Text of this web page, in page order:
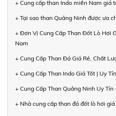
+ Cung cấp than Indo miền Nam giá
+ Tại sao than Quảng Ninh được ưa
+ Đơn Vị Cung Cấp Than Đốt Lò Hơi
Nam
+ Cung Cấp Than Đá Giá Rẻ, Chất
+ Cung Cấp Than Indo Giá Tốt | Uy
+ Cung Cấp Than Quảng Ninh Uy Tín
+ Nhà cung cấp than đá đốt lò hơi